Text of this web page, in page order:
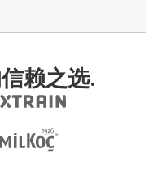
赖之选.